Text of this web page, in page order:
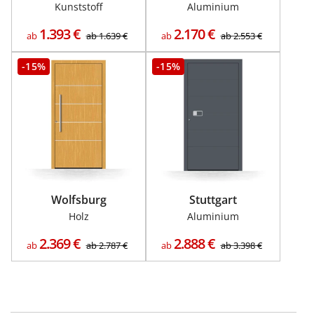
Kunststoff
ab 1.393€ ab1.639€
Aluminium
ab2.170€ ab2.553€
-15%
Wolfsburg
Holz
ab2.369€ ab2.787€
-15%
Stuttgart
Aluminium
ab2.888€ ab3.398€